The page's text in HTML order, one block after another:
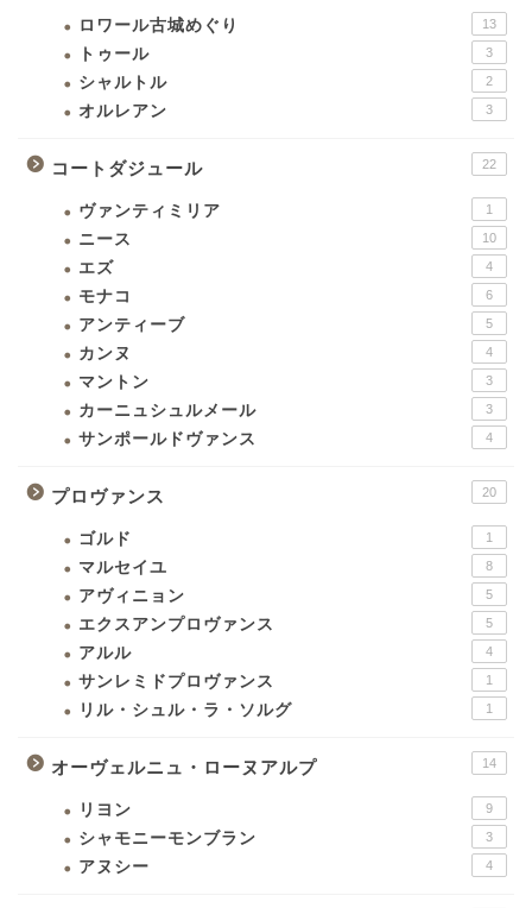
ロワール古城めぐり 13
トゥール 3
シャルトル 2
オルレアン 3
コートダジュール 22
ヴァンティミリア 1
ニース 10
エズ 4
モナコ 6
アンティーブ 5
カンヌ 4
マントン 3
カーニュシュルメール 3
サンポールドヴァンス 4
プロヴァンス 20
ゴルド 1
マルセイユ 8
アヴィニョン 5
エクスアンプロヴァンス 5
アルル 4
サンレミドプロヴァンス 1
リル・シュル・ラ・ソルグ 1
オーヴェルニュ・ローヌアルプ 14
リヨン 9
シャモニーモンブラン 3
アヌシー 4